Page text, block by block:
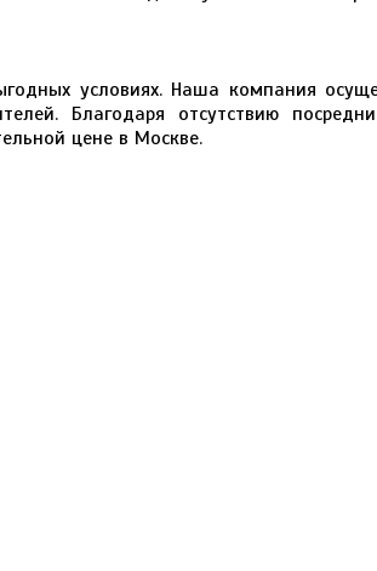
условиях. Наша компания
Благодаря отсутствию
цене в Москве.